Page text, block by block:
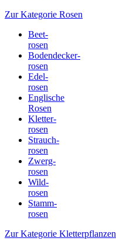
Zur Kategorie Rosen
Beet-
rosen
Bodendecker-
rosen
Edel-
rosen
Englische
Rosen
Kletter-
rosen
Strauch-
rosen
Zwerg-
rosen
Wild-
rosen
Stamm-
rosen
Zur Kategorie Kletterpflanzen